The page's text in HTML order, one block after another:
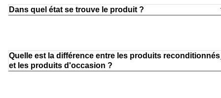
Dans quel état se trouve le produit ?
Quelle est la différence entre les produits reconditionnés
et les produits d'occasion ?